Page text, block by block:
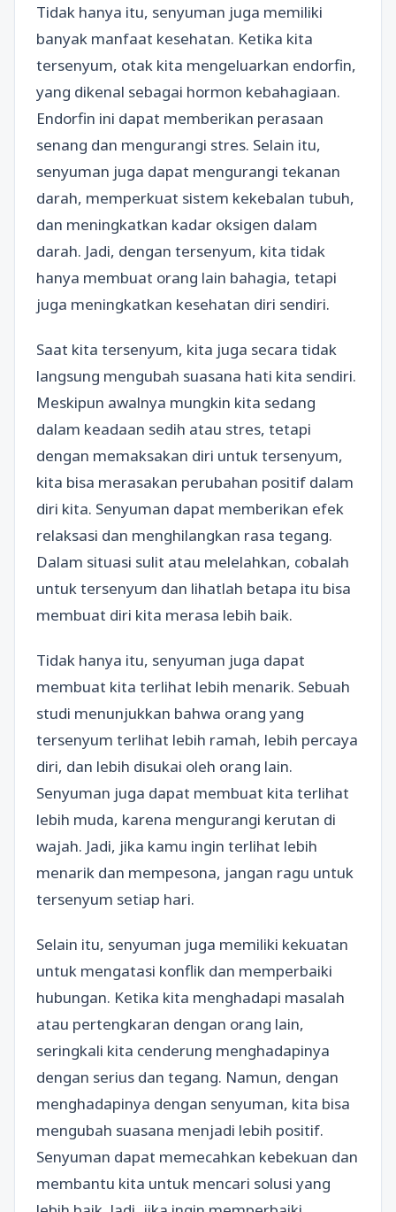
Tidak hanya itu, senyuman juga memiliki
banyak manfaat kesehatan. Ketika kita
tersenyum, otak kita mengeluarkan endorfin,
yang dikenal sebagai hormon kebahagiaan.
Endorfin ini dapat memberikan perasaan
senang dan mengurangi stres. Selain itu,
senyuman juga dapat mengurangi tekanan
darah, memperkuat sistem kekebalan tubuh,
dan meningkatkan kadar oksigen dalam
darah. Jadi, dengan tersenyum, kita tidak
hanya membuat orang lain bahagia, tetapi
juga meningkatkan kesehatan diri sendiri.
Saat kita tersenyum, kita juga secara tidak
langsung mengubah suasana hati kita sendiri.
Meskipun awalnya mungkin kita sedang
dalam keadaan sedih atau stres, tetapi
dengan memaksakan diri untuk tersenyum,
kita bisa merasakan perubahan positif dalam
diri kita. Senyuman dapat memberikan efek
relaksasi dan menghilangkan rasa tegang.
Dalam situasi sulit atau melelahkan, cobalah
untuk tersenyum dan lihatlah betapa itu bisa
membuat diri kita merasa lebih baik.
Tidak hanya itu, senyuman juga dapat
membuat kita terlihat lebih menarik. Sebuah
studi menunjukkan bahwa orang yang
tersenyum terlihat lebih ramah, lebih percaya
diri, dan lebih disukai oleh orang lain.
Senyuman juga dapat membuat kita terlihat
lebih muda, karena mengurangi kerutan di
wajah. Jadi, jika kamu ingin terlihat lebih
menarik dan mempesona, jangan ragu untuk
tersenyum setiap hari.
Selain itu, senyuman juga memiliki kekuatan
untuk mengatasi konflik dan memperbaiki
hubungan. Ketika kita menghadapi masalah
atau pertengkaran dengan orang lain,
seringkali kita cenderung menghadapinya
dengan serius dan tegang. Namun, dengan
menghadapinya dengan senyuman, kita bisa
mengubah suasana menjadi lebih positif.
Senyuman dapat memecahkan kebekuan dan
membantu kita untuk mencari solusi yang